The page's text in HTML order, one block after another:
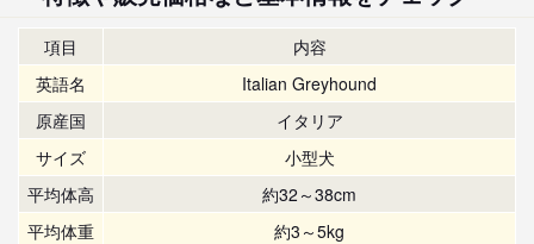
項目
内容
英語名
Italian Greyhound
原産国
イタリア
サイズ
小型犬
平均体高
約32～38cm
平均体重
約3～5kg